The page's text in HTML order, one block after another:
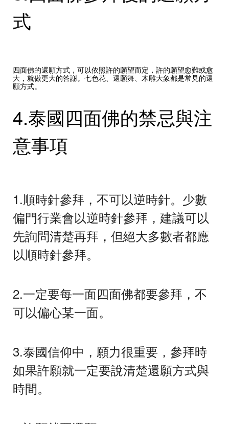
式
四面佛的還願方式，可以依照許的願望而定，許的願望愈難或愈
大，就做更大的答謝。七色花、還願舞、木雕大象都是常見的還
願方式。
4.泰國四面佛的禁忌與注
意事項
1.順時針參拜，不可以逆時針。少數
偏門行業會以逆時針參拜，建議可以
先詢問清楚再拜，但絕大多數者都應
以順時針參拜。
2.一定要每一面四面佛都要參拜，不
可以偏心某一面。
3.泰國信仰中，願力很重要，參拜時
如果許願就一定要說清楚還願方式與
時間。